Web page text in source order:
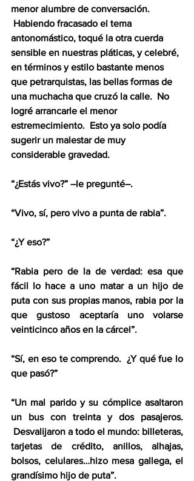
menor alumbre de conversación.
Habiendo fracasado el tema
antonomástico, toqué la otra cuerda
sensible en nuestras pláticas, y celebré,
en términos y estilo bastante menos
que petrarquistas, las bellas formas de
una muchacha que cruzó la calle.  No
logré arrancarle el menor
estremecimiento.  Esto ya solo podía
sugerir un malestar de muy
considerable gravedad.
“¿Estás vivo?” –le pregunté–.
“Vivo, sí, pero vivo a punta de rabia”.
“¿Y eso?”
“Rabia pero de la de verdad: esa que
fácil lo hace a uno matar a un hijo de
puta con sus propias manos, rabia por la
que gustoso aceptaría uno volarse
veinticinco años en la cárcel”.
“Sí, en eso te comprendo.  ¿Y qué fue lo
que pasó?”
“Un mal parido y su cómplice asaltaron
un bus con treinta y dos pasajeros.
Desvalijaron a todo el mundo: billeteras,
tarjetas de crédito, anillos, alhajas,
bolsos, celulares…hizo mesa gallega, el
grandísimo hijo de puta”.